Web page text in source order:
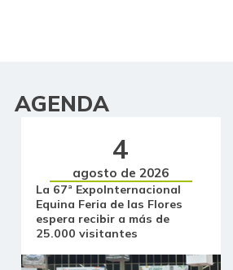
AGENDA
4
agosto de 2026
La 67ª ExpoInternacional
Equina Feria de las Flores
espera recibir a más de
25.000 visitantes